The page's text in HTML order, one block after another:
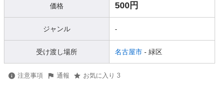
価格 500円
ジャンル -
受け渡し場所 名古屋市 - 緑区
注意事項 通報 お気に入り 3